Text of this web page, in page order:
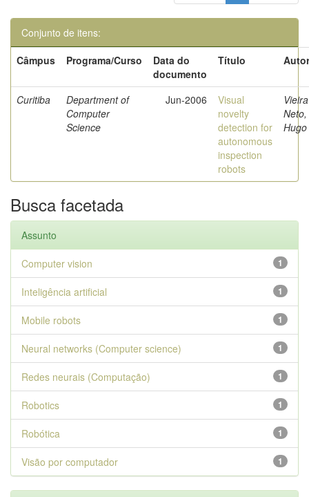
Conjunto de itens:
Câmpus
Programa/Curso
Data do
documento
Título
Curitiba
Department of
Computer
Science
Jun-2006
Visual
novelty
detection for
autonomous
inspection
robots
Vieira
Neto,
Hugo
Busca facetada
Assunto
1
Computer vision
1
Inteligência artificial
1
Mobile robots
1
Neural networks (Computer science)
1
Redes neurais (Computação)
1
Robotics
1
Robótica
1
Visão por computador